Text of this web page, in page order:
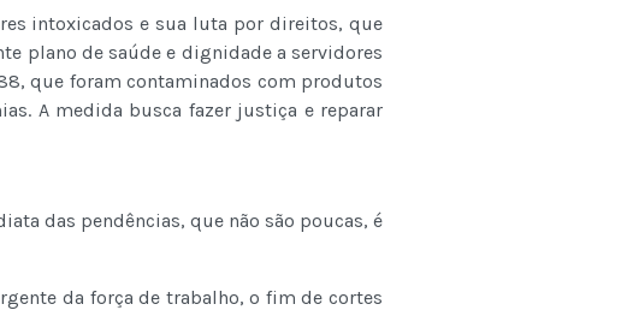
intoxicados e sua luta por direitos, que
plano de saúde e dignidade a servidores
que foram contaminados com produtos
A medida busca fazer justiça e reparar
das pendências, que não são poucas, é
da força de trabalho, o fim de cortes